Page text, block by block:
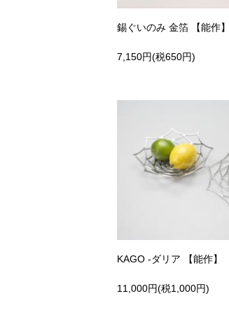
錫ぐいのみ 金箔 【能作】
7,150円(税650円)
KAGO -ダリア 【能作】
11,000円(税1,000円)